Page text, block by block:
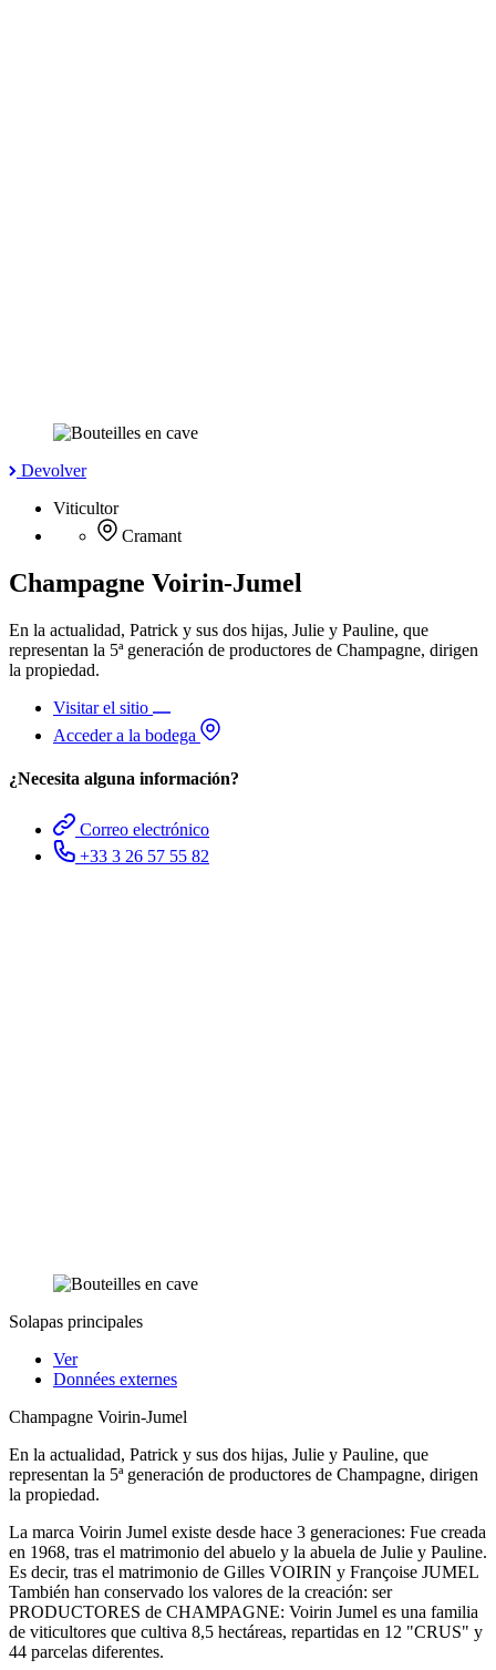
Devolver
Viticultor
Cramant
Champagne Voirin-Jumel
En la actualidad, Patrick y sus dos hijas, Julie y Pauline, que
representan la 5ª generación de productores de Champagne, dirigen
la propiedad.
Visitar el sitio
Acceder a la bodega
¿Necesita alguna información?
Correo electrónico
+33 3 26 57 55 82
Solapas principales
Ver
Données externes
Champagne Voirin-Jumel
En la actualidad, Patrick y sus dos hijas, Julie y Pauline, que
representan la 5ª generación de productores de Champagne, dirigen
la propiedad.
La marca Voirin Jumel existe desde hace 3 generaciones: Fue creada
en 1968, tras el matrimonio del abuelo y la abuela de Julie y Pauline.
Es decir, tras el matrimonio de Gilles VOIRIN y Françoise JUMEL
También han conservado los valores de la creación: ser
PRODUCTORES de CHAMPAGNE: Voirin Jumel es una familia
de viticultores que cultiva 8,5 hectáreas, repartidas en 12 "CRUS" y
44 parcelas diferentes.